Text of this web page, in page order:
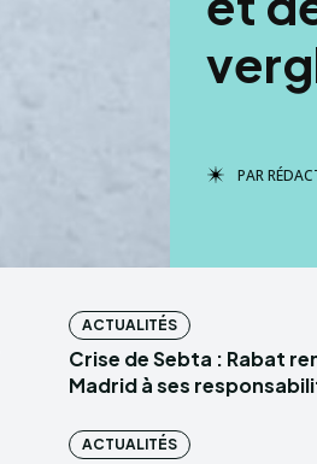
PAR
ACTUALITÉS
Crise de Sebta : Rabat
Madrid à ses
ACTUALITÉS